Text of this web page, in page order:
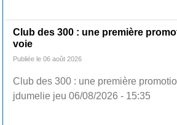
Club des 300 : une première
voie
Publiée le 06 août 2026
Club des 300 : une première
jdumelie jeu 06/08/2026 - 15:35